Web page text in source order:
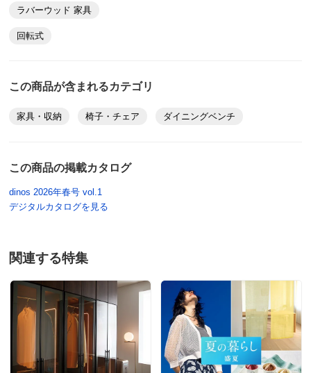
ラバーウッド 家具
回転式
この商品が含まれるカテゴリ
家具・収納 椅子・チェア ダイニングベンチ
この商品の掲載カタログ
dinos 2026年春号 vol.1
デジタルカタログを見る
関連する特集